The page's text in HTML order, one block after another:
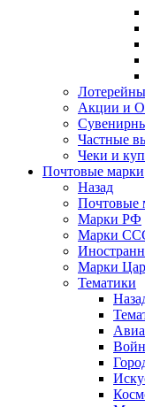
Акции и
Частные
Чеки и
Почтовые марки
Назад
Почтовые
Марки РФ
Марки
Марки
Тематики
Авиа